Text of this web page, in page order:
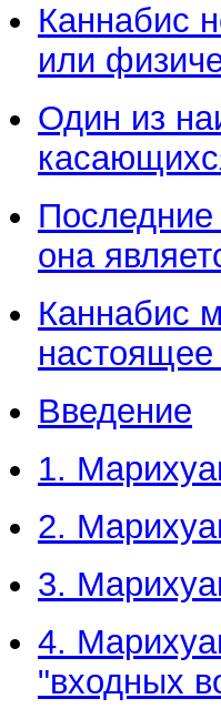
Каннабис
или
Один из
она
Каннабис
Введение
1.
2.
3.
4.
"входных